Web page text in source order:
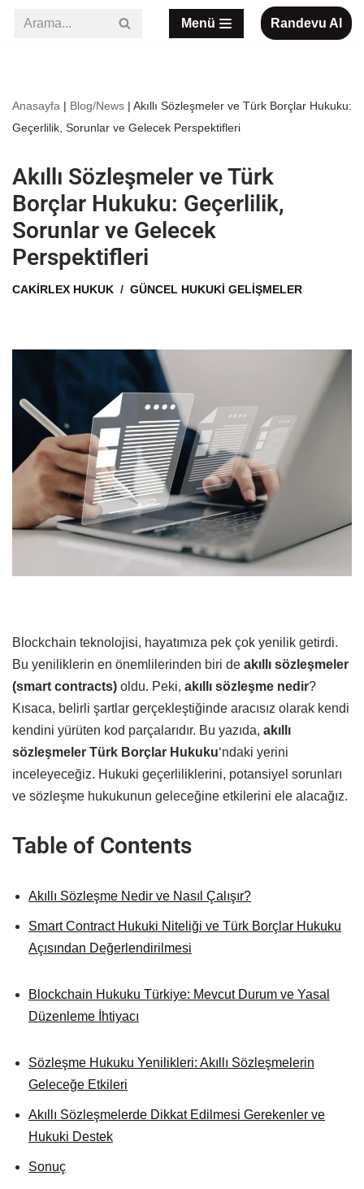
Menü Randevu Al
Anasayfa | Blog/News | Akıllı Sözleşmeler ve Türk Borçlar Hukuku:
Geçerlilik, Sorunlar ve Gelecek Perspektifleri
Akıllı Sözleşmeler ve Türk
Borçlar Hukuku: Geçerlilik,
Sorunlar ve Gelecek
Perspektifleri
CAKIRLEX HUKUK GÜNCEL HUKUKI GELIŞMELER
Blockchain teknolojisi, hayatımıza pek çok yenilik getirdi.
Bu yeniliklerin en önemlilerinden biri de akıllı sözleşmeler
(smart contracts) oldu. Peki, akıllı sözleşme nedir?
Kısaca, belirli şartlar gerçekleştiğinde aracısız olarak kendi
kendini yürüten kod parçalarıdır. Bu yazıda, akıllı
sözleşmeler Türk Borçlar Hukuku‘ndaki yerini
inceleyeceğiz. Hukuki geçerliliklerini, potansiyel sorunları
ve sözleşme hukukunun geleceğine etkilerini ele alacağız.
Table of Contents
Akıllı Sözleşme Nedir ve Nasıl Çalışır?
Smart Contract Hukuki Niteliği ve Türk Borçlar Hukuku
Açısından Değerlendirilmesi
Blockchain Hukuku Türkiye: Mevcut Durum ve Yasal
Düzenleme İhtiyacı
Sözleşme Hukuku Yenilikleri: Akıllı Sözleşmelerin
Geleceğe Etkileri
Akıllı Sözleşmelerde Dikkat Edilmesi Gerekenler ve
Hukuki Destek
Sonuç